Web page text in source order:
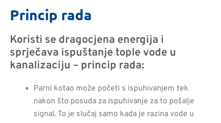
Princip rada
Koristi se dragocjena energija i
sprječava ispuštanje tople vode u
kanalizaciju – princip rada:
Parni kotao može početi s ispuhivanjem tek
nakon što posuda za ispuhivanje za to pošalje
signal. To je slučaj samo kada je razina vode u